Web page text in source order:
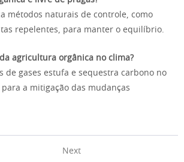
métodos naturais de controle, como
repelentes, para manter o equilíbrio.
agricultura orgânica no clima?
de gases estufa e sequestra carbono no
a mitigação das mudanças
Next